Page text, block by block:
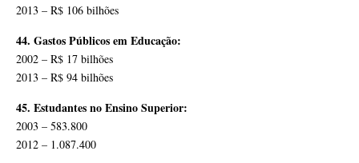
2013 – R$ 106 bilhões
44. Gastos Públicos em Educação:
2002 – R$ 17 bilhões
2013 – R$ 94 bilhões
45. Estudantes no Ensino Superior:
2003 – 583.800
2012 – 1.087.400